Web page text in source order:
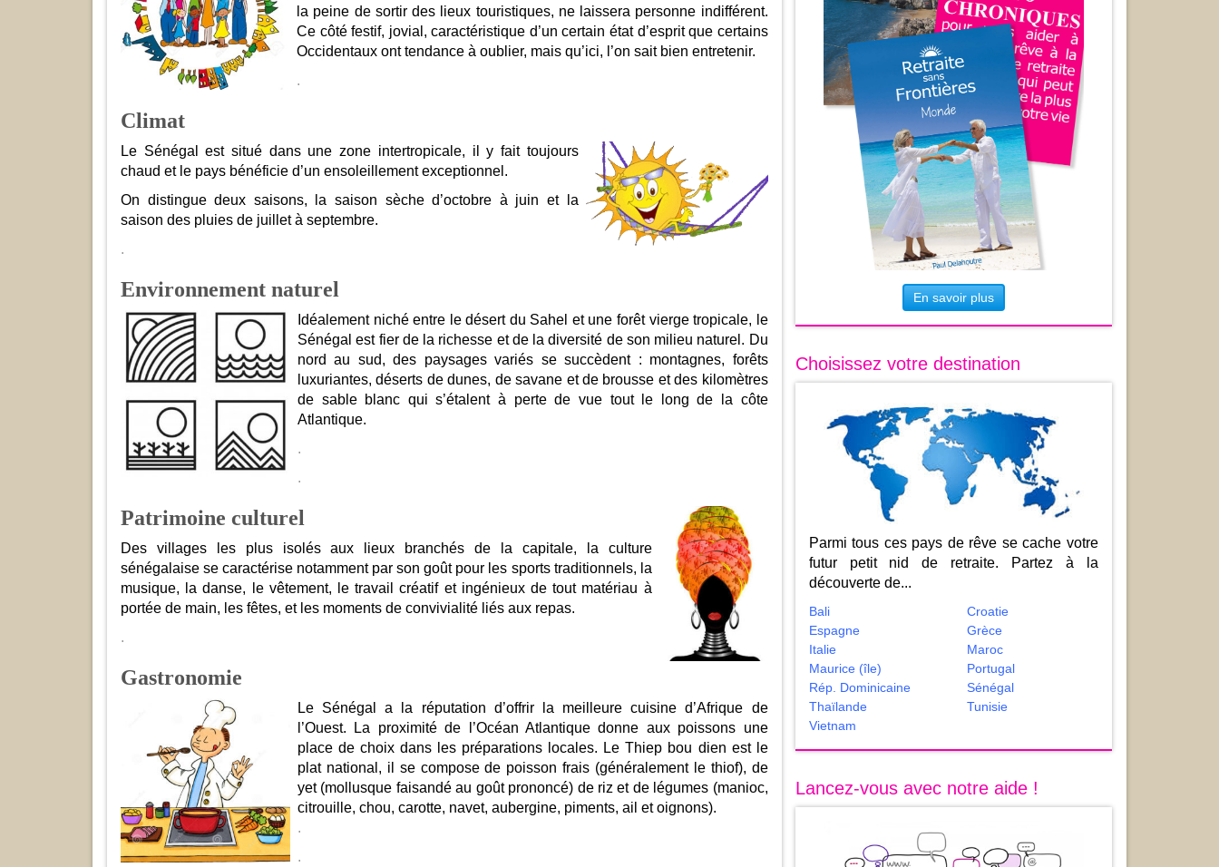
la peine de sortir des lieux touristiques, ne laissera personne indifférent.
Ce côté festif, jovial, caractéristique d’un certain état d’esprit que certains
Occidentaux ont tendance à oublier, mais qu’ici, l’on sait bien entretenir.
.
Climat
Le Sénégal est situé dans une zone intertropicale, il y fait toujours
chaud et le pays bénéficie d’un ensoleillement exceptionnel.
On distingue deux saisons, la saison sèche d’octobre à juin et la
saison des pluies de juillet à septembre.
.
Environnement naturel
Idéalement niché entre le désert du Sahel et une forêt vierge tropicale, le
Sénégal est fier de la richesse et de la diversité de son milieu naturel. Du
nord au sud, des paysages variés se succèdent : montagnes, forêts
luxuriantes, déserts de dunes, de savane et de brousse et des kilomètres
de sable blanc qui s’étalent à perte de vue tout le long de la côte
Atlantique.
.
.
Patrimoine culturel
Des villages les plus isolés aux lieux branchés de la capitale, la culture
sénégalaise se caractérise notamment par son goût pour les sports traditionnels, la
musique, la danse, le vêtement, le travail créatif et ingénieux de tout matériau à
portée de main, les fêtes, et les moments de convivialité liés aux repas.
.
Gastronomie
Le Sénégal a la réputation d’offrir la meilleure cuisine d’Afrique de
l’Ouest. La proximité de l’Océan Atlantique donne aux poissons une
place de choix dans les préparations locales. Le Thiep bou dien est le
plat national, il se compose de poisson frais (généralement le thiof), de
yet (mollusque faisandé au goût prononcé) de riz et de légumes (manioc,
citrouille, chou, carotte, navet, aubergine, piments, ail et oignons).
.
.
En savoir plus
Choisissez votre destination
Parmi tous ces pays de rêve se cache votre
futur petit nid de retraite. Partez à la
découverte de...
Bali
Espagne
Italie
Maurice (île)
Rép. Dominicaine
Thaïlande
Vietnam
Croatie
Grèce
Maroc
Portugal
Sénégal
Tunisie
Lancez-vous avec notre aide !